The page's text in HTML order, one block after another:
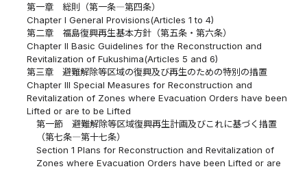
第一章 総則（第一条―第四条）
Chapter I General Provisions(Articles 1 to 4)
第二章 福島復興再生基本方針（第五条・第六条）
Chapter II Basic Guidelines for the Reconstruction and
Revitalization of Fukushima(Articles 5 and 6)
第三章 避難解除等区域の復興及び再生のための特別の措置
Chapter III Special Measures for Reconstruction and
Revitalization of Zones where Evacuation Orders have been
Lifted or are to be Lifted
第一節 避難解除等区域復興再生計画及びこれに基づく措置
（第七条―第十七条）
Section 1 Plans for Reconstruction and Revitalization of
Zones where Evacuation Orders have been Lifted or are